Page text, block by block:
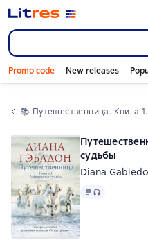
Promo code New releases
📚 Путешественница. Книга
судьбы
Diana
Text, audio